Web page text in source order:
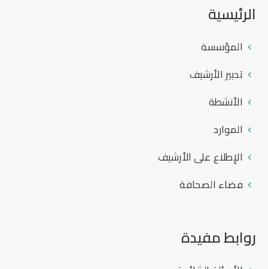
الرئيسية
المؤسسة
تدبير الأرشيف
الأنشطة
الموارد
الإطلاع على الأرشيف
فضاء الصحافة
روابط مفيدة